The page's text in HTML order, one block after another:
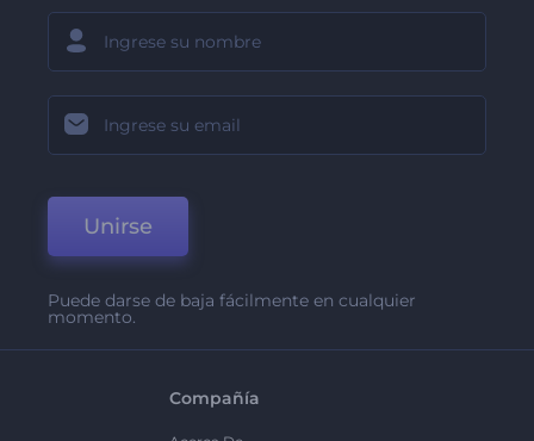
Unirse
Puede darse de baja fácilmente en cualquier
momento.
Compañía